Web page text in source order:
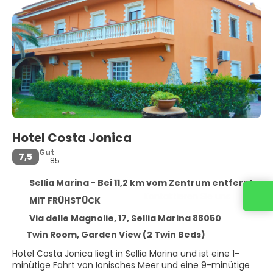
Hotel Costa Jonica
7,5
Gut
85
Sellia Marina - Bei 11,2 km vom Zentrum entfernt
MIT FRÜHSTÜCK
Via delle Magnolie, 17, Sellia Marina 88050
Twin Room, Garden View (2 Twin Beds)
Hotel Costa Jonica liegt in Sellia Marina und ist eine 1-
minütige Fahrt von Ionisches Meer und eine 9-minütige